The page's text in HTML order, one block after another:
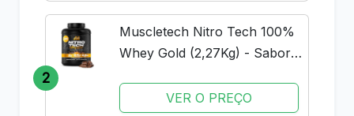
2
Muscletech Nitro Tech 100%
Whey Gold (2,27Kg) - Sabor
Muscle TechVER O PREÇO